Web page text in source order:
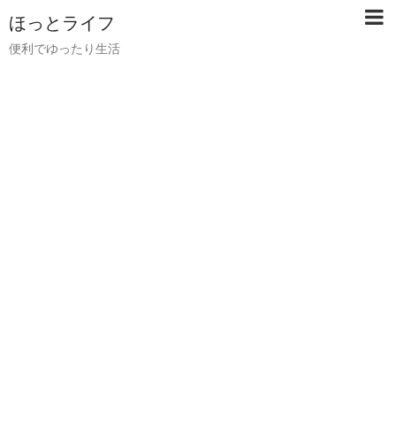
ほっとライフ
便利でゆったり生活